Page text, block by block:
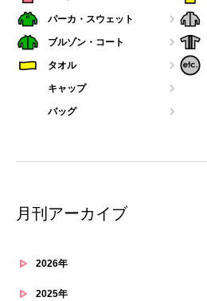
パーカ・スウェット
ブルゾン・コート
タオル
キャップ
バッグ
月刊アーカイブ
2026年
2025年